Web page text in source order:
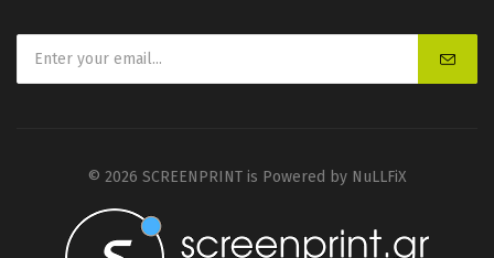
© 2026 SCREENPRINT is Powered by NuLLFiX